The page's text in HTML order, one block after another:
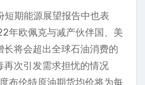
短期能源展望报告中也表
年欧佩克与减产伙伴国、美
将会超出全球石油消费的
次引发需求担忧的情况
布伦特原油期货均价将为每